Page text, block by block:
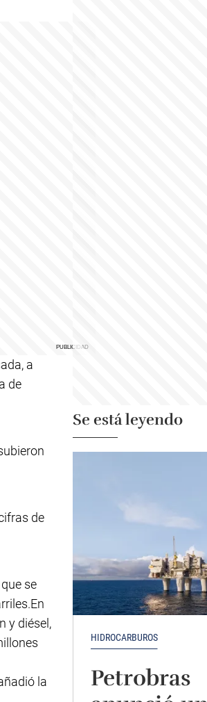
a
de
de
se
y diésel,
la
Se está leyendo
HIDROCARBUROS
Petrobras